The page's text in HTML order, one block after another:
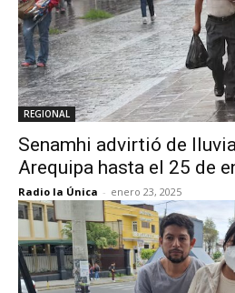
REGIONAL
Senamhi advirtió de
Arequipa hasta el 25 de
Radio la Única - enero 23, 2025